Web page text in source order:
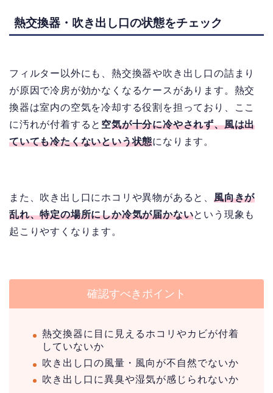
熱交換器・吹き出し口の状態をチェック
フィルター以外にも、熱交換器や吹き出し口の詰まり
が原因で冷房が効かなくなるケースがあります。熱交
換器は室内の空気を冷却する役割を担っており、ここ
に汚れが付着すると 空気が十分に冷やされず、風は出
ていても冷たくないという状態になります。
また、吹き出し口にホコリや異物があると、 風向きが
乱れ、特定の場所にしか冷気が届かないという現象も
起こりやすくなります。
確認すべきポイント
熱交換器に目に見えるホコリやカビが付着
していないか
吹き出し口の風量・風向が不自然でないか
吹き出し口に異臭や湿気が感じられないか